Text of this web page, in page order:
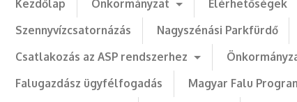
Kezdőlap Önkormányzat Elérhetőségek
Szennyvízcsatornázás
Nagyszénási Parkfürdő
Csatlakozás az ASP rendszerhez
Falugazdász ügyfélfogadás
Magyar Falu